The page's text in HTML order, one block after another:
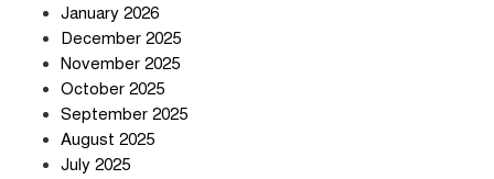
January 2026
December 2025
November 2025
October 2025
September 2025
August 2025
July 2025